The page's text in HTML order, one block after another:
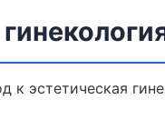
к эстетическая